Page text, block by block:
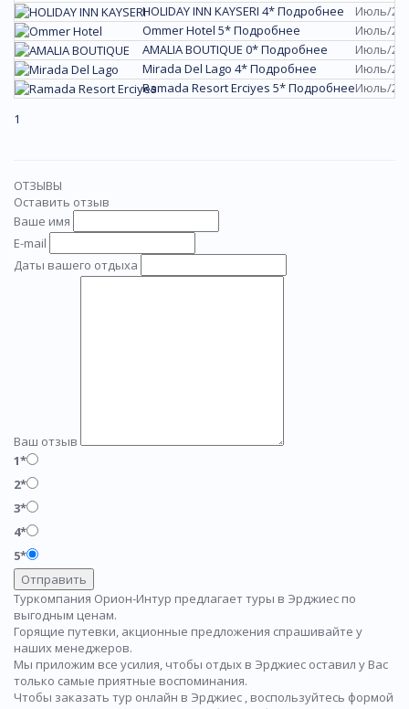
HOLIDAY INN KAYSERI 4*Подробнее
Июль/
Ommer Hotel 5*Подробнее
Июль/
AMALIA BOUTIQUE 0*Подробнее
Июль/
Mirada Del Lago 4*Подробнее
Июль/
Ramada Resort Erciyes 5*ПодробнееИюль/
1
ОТЗЫВЫ
Оставить отзыв
Ваше имя
E-mail
Даты вашего отдыха
Ваш отзыв
1*
2*
3*
4*
5*
Отправить
Туркомпания Орион-Интур предлагает туры в Эрджиес по
выгодным ценам.
Горящие путевки, акционные предложения спрашивайте у
наших менеджеров.
Мы приложим все усилия, чтобы отдых в Эрджиес оставил у Вас
только самые приятные воспоминания.
Чтобы заказать тур онлайн в Эрджиес , воспользуйтесь формой